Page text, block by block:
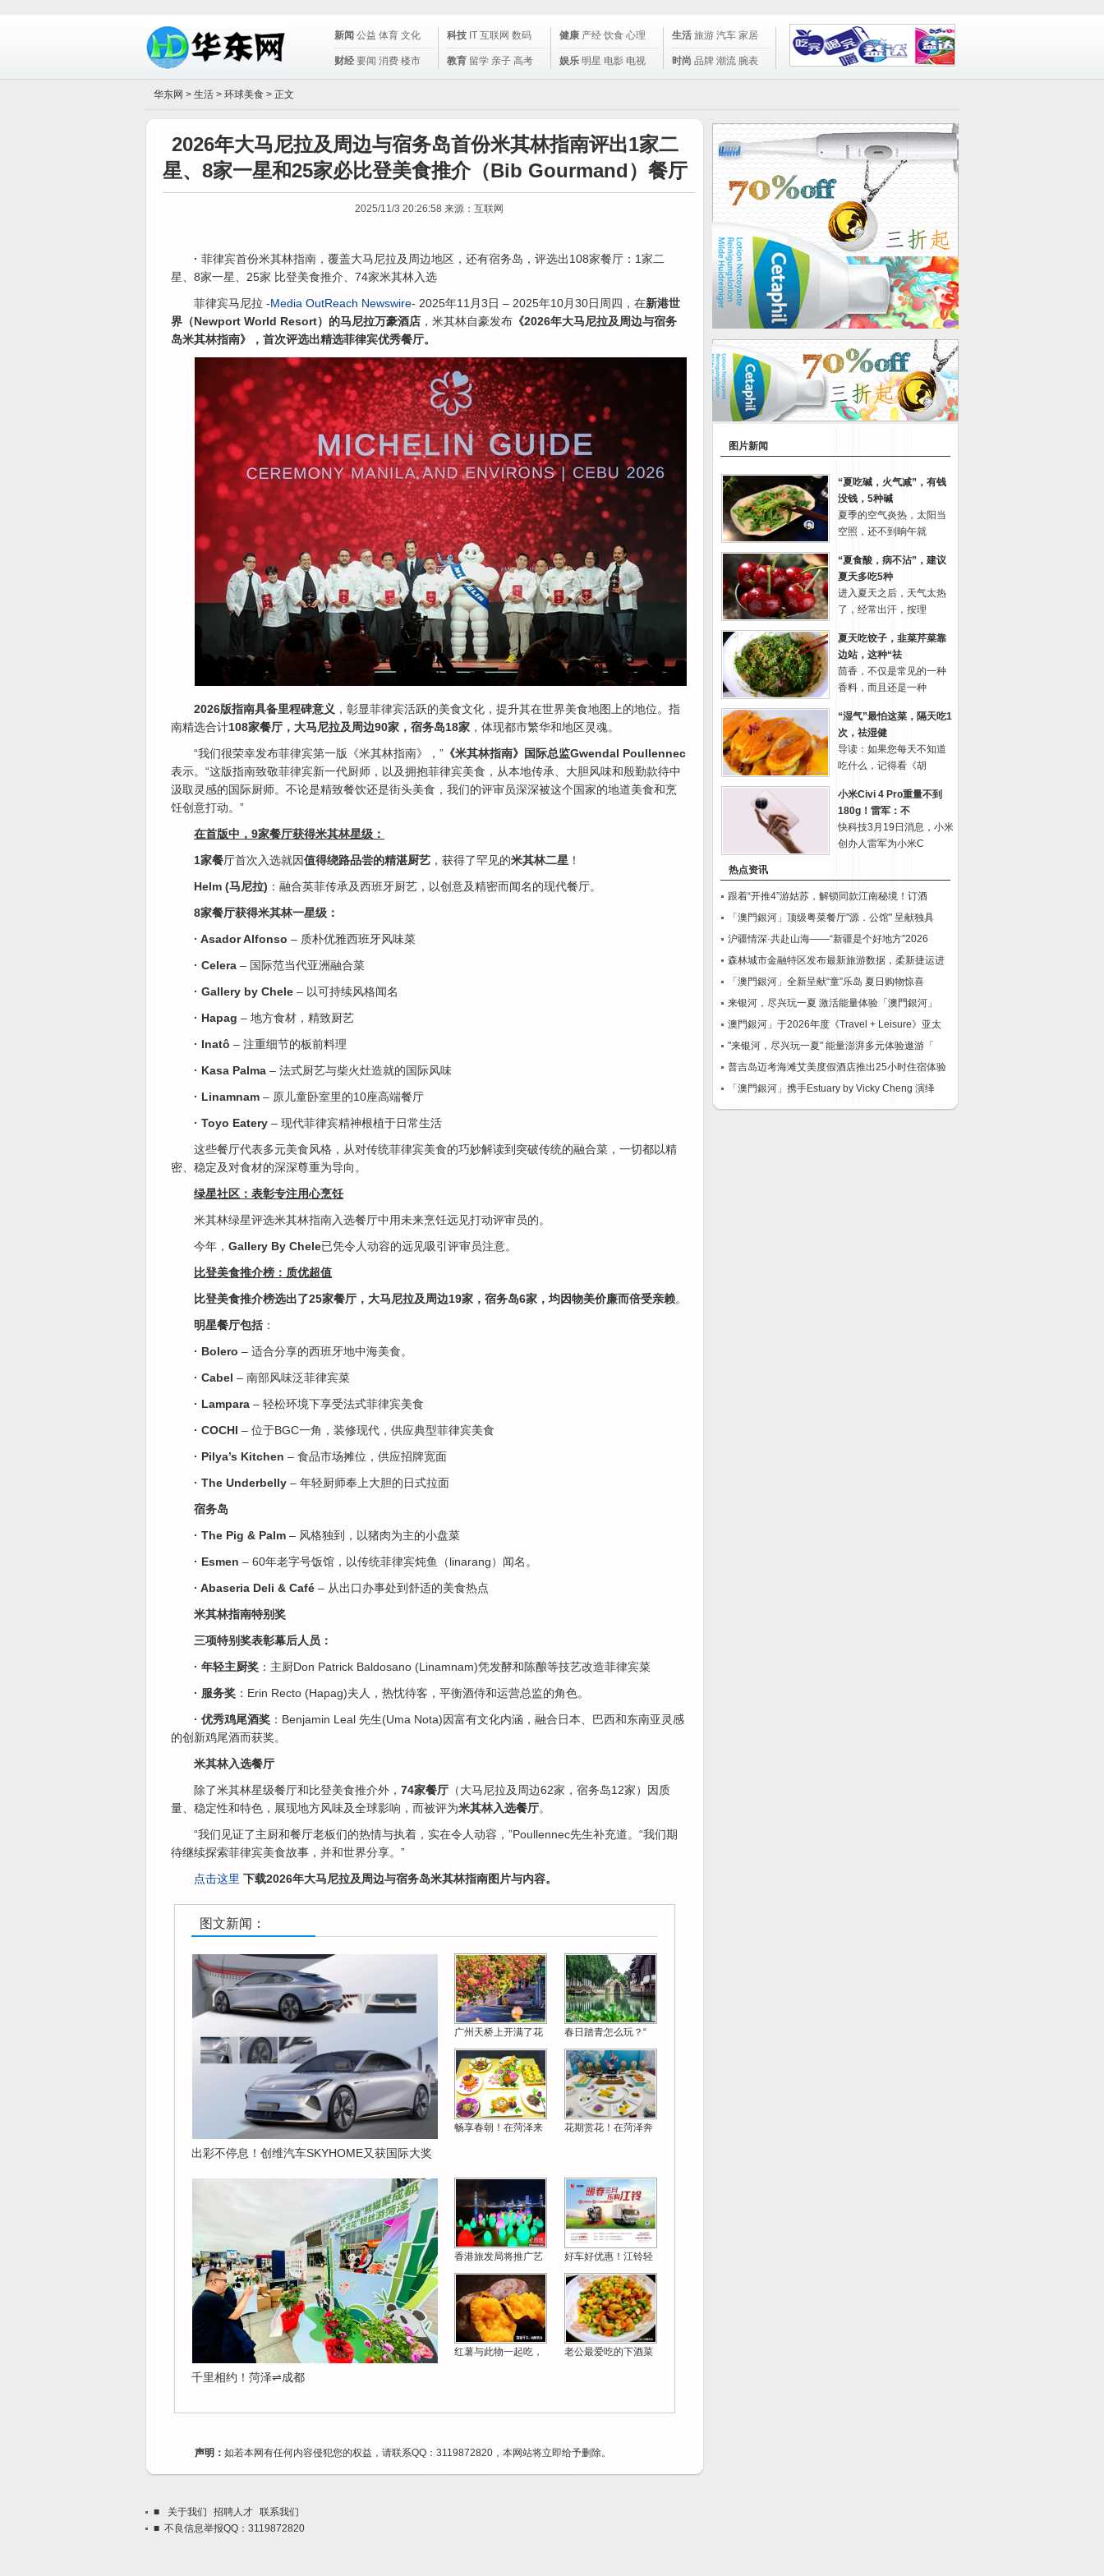
新闻 公益 体育 文化
财经 要闻 消费 楼市
科技 IT 互联网 数码
教育 留学 亲子 高考
健康 产经 饮食 心理
娱乐 明星 电影 电视
生活 旅游 汽车 家居
时尚 品牌 潮流 腕表
华东网 > 生活 > 环球美食 > 正文
2026年大马尼拉及周边与宿务岛首份米其林指南评出1家二
星、8家一星和25家必比登美食推介（Bib Gourmand）餐厅
2025/11/3 20:26:58 来源：互联网
· 菲律宾首份米其林指南，覆盖大马尼拉及周边地区，还有宿务岛，评选出108家餐厅：1家二
星、8家一星、25家 比登美食推介、74家米其林入选
菲律宾马尼拉 -Media OutReach Newswire- 2025年11月3日 – 2025年10月30日周四，在新港世
界（Newport World Resort）的马尼拉万豪酒店 ，米其林自豪发布 《2026年大马尼拉及周边与宿务
岛米其林指南》，首次评选出精选菲律宾优秀餐厅。
2026版指南具备里程碑意义 ，彰显菲律宾活跃的美食文化，提升其在世界美食地图上的地位。指
南精选合计108家餐厅，大马尼拉及周边90家，宿务岛18家 ，体现都市繁华和地区灵魂。
“我们很荣幸发布菲律宾第一版《米其林指南》，” 《米其林指南》国际总监Gwendal Poullennec
表示。“这版指南致敬菲律宾新一代厨师，以及拥抱菲律宾美食，从本地传承、大胆风味和殷勤款待中
汲取灵感的国际厨师。不论是精致餐饮还是街头美食，我们的评审员深深被这个国家的地道美食和烹
饪创意打动。”
在首版中，9家餐厅获得米其林星级：
1家餐厅首次入选就因值得绕路品尝的精湛厨艺 ，获得了罕见的米其林二星 ！
Helm (马尼拉) ：融合英菲传承及西班牙厨艺，以创意及精密而闻名的现代餐厅。
8家餐厅获得米其林一星级：
· Asador Alfonso – 质朴优雅西班牙风味菜
· Celera – 国际范当代亚洲融合菜
· Gallery by Chele – 以可持续风格闻名
· Hapag – 地方食材，精致厨艺
· Inatô – 注重细节的板前料理
· Kasa Palma – 法式厨艺与柴火灶造就的国际风味
· Linamnam – 原儿童卧室里的10座高端餐厅
· Toyo Eatery – 现代菲律宾精神根植于日常生活
这些餐厅代表多元美食风格，从对传统菲律宾美食的巧妙解读到突破传统的融合菜，一切都以精
密、稳定及对食材的深深尊重为导向。
绿星社区：表彰专注用心烹饪
米其林绿星评选米其林指南入选餐厅中用未来烹饪远见打动评审员的。
今年， Gallery By Chele已凭令人动容的远见吸引评审员注意。
比登美食推介榜：质优超值
比登美食推介榜选出了25家餐厅，大马尼拉及周边19家，宿务岛6家，均因物美价廉而倍受亲赖。
明星餐厅包括 ：
· Bolero – 适合分享的西班牙地中海美食。
· Cabel – 南部风味泛菲律宾菜
· Lampara – 轻松环境下享受法式菲律宾美食
· COCHI – 位于BGC一角，装修现代，供应典型菲律宾美食
· Pilya’s Kitchen – 食品市场摊位，供应招牌宽面
· The Underbelly – 年轻厨师奉上大胆的日式拉面
宿务岛
· The Pig & Palm – 风格独到，以猪肉为主的小盘菜
· Esmen – 60年老字号饭馆，以传统菲律宾炖鱼（linarang）闻名。
· Abaseria Deli & Café – 从出口办事处到舒适的美食热点
米其林指南特别奖
三项特别奖表彰幕后人员：
· 年轻主厨奖 ：主厨Don Patrick Baldosano (Linamnam)凭发酵和陈酿等技艺改造菲律宾菜
· 服务奖 ：Erin Recto (Hapag)夫人，热忱待客，平衡酒侍和运营总监的角色。
· 优秀鸡尾酒奖 ：Benjamin Leal 先生(Uma Nota)因富有文化内涵，融合日本、巴西和东南亚灵感
的创新鸡尾酒而获奖。
米其林入选餐厅
除了米其林星级餐厅和比登美食推介外， 74家餐厅 （大马尼拉及周边62家，宿务岛12家）因质
量、稳定性和特色，展现地方风味及全球影响，而被评为米其林入选餐厅。
“我们见证了主厨和餐厅老板们的热情与执着，实在令人动容，”Poullennec先生补充道。“我们期
待继续探索菲律宾美食故事，并和世界分享。”
点击这里 下载2026年大马尼拉及周边与宿务岛米其林指南图片与内容。
图文新闻：
出彩不停息！创维汽车SKYHOME又获国际大奖
广州天桥上开满了花 春日踏青怎么玩？“
畅享春朝！在菏泽来 花期赏花！在菏泽奔
千里相约！菏泽⇌成都
香港旅发局将推广艺 好车好优惠！江铃轻
红薯与此物一起吃， 老公最爱吃的下酒菜
声明： 如若本网有任何内容侵犯您的权益，请联系QQ：3119872820，本网站将立即给予删除。
图片新闻
“夏吃碱，火气减”，有钱
没钱，5种碱
夏季的空气炎热，太阳当
空照，还不到晌午就
“夏食酸，病不沾”，建议
夏天多吃5种
进入夏天之后，天气太热
了，经常出汗，按理
夏天吃饺子，韭菜芹菜靠
边站，这种“祛
茴香，不仅是常见的一种
香料，而且还是一种
“湿气”最怕这菜，隔天吃1
次，祛湿健
导读：如果您每天不知道
吃什么，记得看《胡
小米Civi 4 Pro重量不到
180g！雷军：不
快科技3月19日消息，小米
创办人雷军为小米C
热点资讯
跟着“开推4”游姑苏，解锁同款江南秘境！订酒
「澳門銀河」顶级粤菜餐厅"源．公馆" 呈献独具
沪疆情深·共赴山海——“新疆是个好地方”2026
森林城市金融特区发布最新旅游数据，柔新捷运进
「澳門銀河」全新呈献“童”乐岛 夏日购物惊喜
来银河，尽兴玩一夏 激活能量体验「澳門銀河」
澳門銀河」于2026年度《Travel + Leisure》亚太
"来银河，尽兴玩一夏" 能量澎湃多元体验遨游「
普吉岛迈考海滩艾美度假酒店推出25小时住宿体验
「澳門銀河」携手Estuary by Vicky Cheng 演绎
■ 关于我们 招聘人才 联系我们
■ 不良信息举报QQ：3119872820